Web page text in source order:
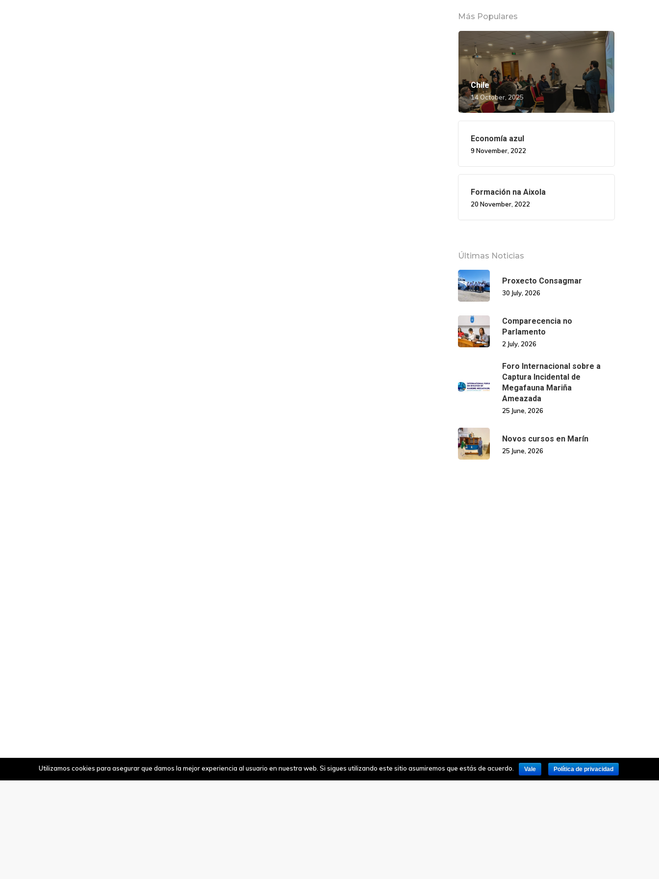
Más Populares
Chile
14 October, 2025
Economía azul
9 November, 2022
Formación na Aixola
20 November, 2022
Últimas Noticias
Proxecto Consagmar
30 July, 2026
Comparecencia no
Parlamento
2 July, 2026
Foro Internacional sobre a
Captura Incidental de
Megafauna Mariña
Ameazada
25 June, 2026
Novos cursos en Marín
25 June, 2026
Utilizamos cookies para asegurar que damos la mejor experiencia al usuario en nuestra web. Si sigues utilizando este sitio asumiremos que estás de acuerdo. Vale Política de privacidad